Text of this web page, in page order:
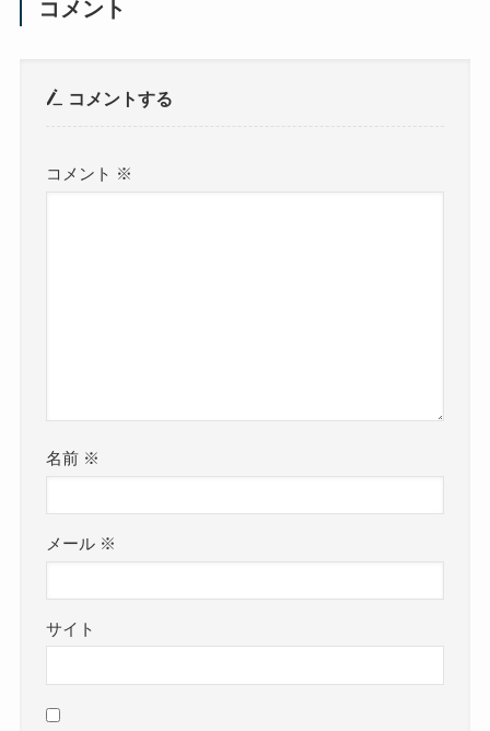
コメント
コメントする
コメント ※
名前 ※
メール ※
サイト